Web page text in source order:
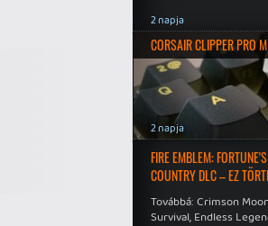
2 napja
CORSAIR CLIPPER PRO
2 napja
FIRE EMBLEM:
COUNTRY DLC – EZ
Továbbá: Crimson
Survival, Endless